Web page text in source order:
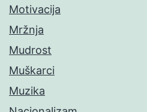
Motivacija
Mržnja
Mudrost
Muškarci
Muzika